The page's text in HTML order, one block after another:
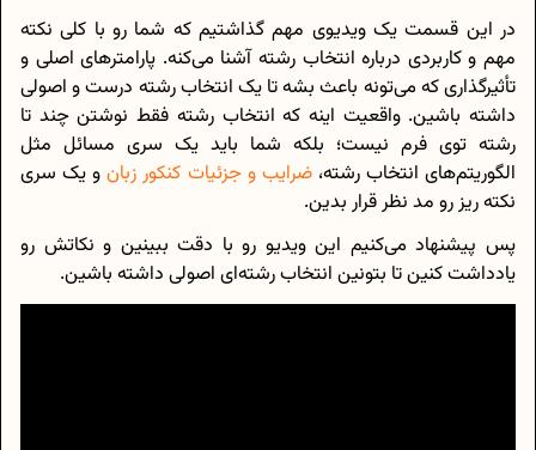
در این قسمت یک ویدیوی مهم گذاشتیم که شما رو با کلی نکته
مهم و کاربردی درباره‌ انتخاب رشته آشنا می‌کنه. پارامترهای اصلی و
تأثیرگذاری که می‌تونه باعث بشه تا یک انتخاب رشته درست و اصولی
داشته باشین. واقعیت اینه که انتخاب رشته فقط نوشتن چند تا
رشته توی فرم نیست؛ بلکه شما باید یک سری مسائل مثل
الگوریتم‌های انتخاب رشته،ضرایب و جزئیات کنکور زبانو یک سری
نکته ریز رو مد نظر قرار بدین.
پس پیشنهاد می‌کنیم این ویدیو رو با دقت ببینین و نکاتش رو
یادداشت کنین تا بتونین انتخاب رشته‌ای اصولی داشته باشین.